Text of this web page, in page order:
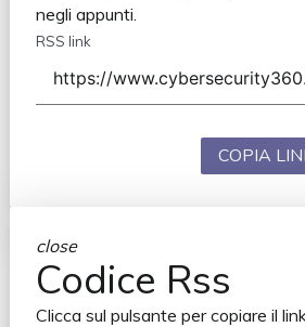
negli appunti.
RSS link
COPIA
close
Codice Rss
Clicca sul pulsante per copiare il